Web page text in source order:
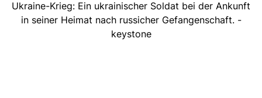
Ukraine-Krieg: Ein ukrainischer Soldat bei der Ankunft
in seiner Heimat nach russicher Gefangenschaft. -
keystone